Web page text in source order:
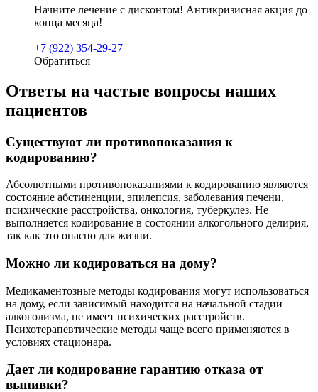
Начните лечение с дисконтом! Антикризисная акция до
конца месяца!
+7 (922) 354-29-27
Обратиться
Ответы на частые вопросы наших
пациентов
Существуют ли противопоказания к
кодированию?
Абсолютными противопоказаниями к кодированию являются
состояние абстиненции, эпилепсия, заболевания печени,
психические расстройства, онкология, туберкулез. Не
выполняется кодирование в состоянии алкогольного делирия,
так как это опасно для жизни.
Можно ли кодироваться на дому?
Медикаментозные методы кодирования могут использоваться
на дому, если зависимый находится на начальной стадии
алкоголизма, не имеет психических расстройств.
Психотерапевтические методы чаще всего применяются в
условиях стационара.
Дает ли кодирование гарантию отказа от
выпивки?